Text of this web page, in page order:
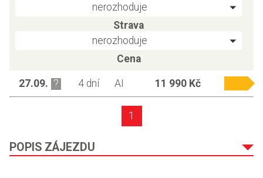
nerozhoduje
Strava
nerozhoduje
Cena
27.09. 4 dní AI 11 990 Kč
1
POPIS ZÁJEZDU